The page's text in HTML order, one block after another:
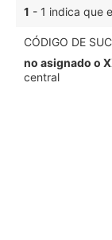
1 - 1 indica que
CÓDIGO DE
no asignado o
central